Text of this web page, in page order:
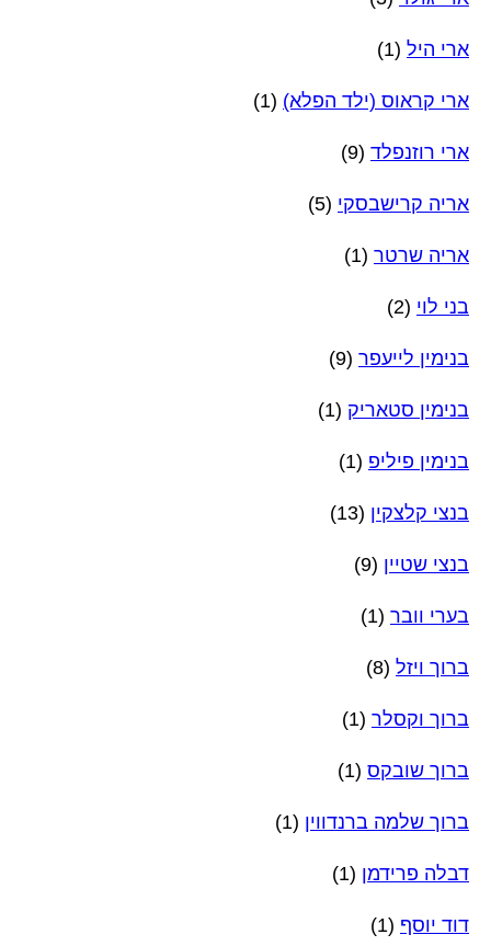
ארי היל (1)
ארי קראוס (ילד הפלא) (1)
ארי רוזנפלד (9)
אריה קרישבסקי (5)
אריה שרטר (1)
בני לוי (2)
בנימין לייעפר (9)
בנימין סטאריק (1)
בנימין פיליפ (1)
בנצי קלצקין (13)
בנצי שטיין (9)
בערי וובר (1)
ברוך ויזל (8)
ברוך וקסלר (1)
ברוך שובקס (1)
ברוך שלמה ברנדווין (1)
דבלה פרידמן (1)
דוד יוסף (1)